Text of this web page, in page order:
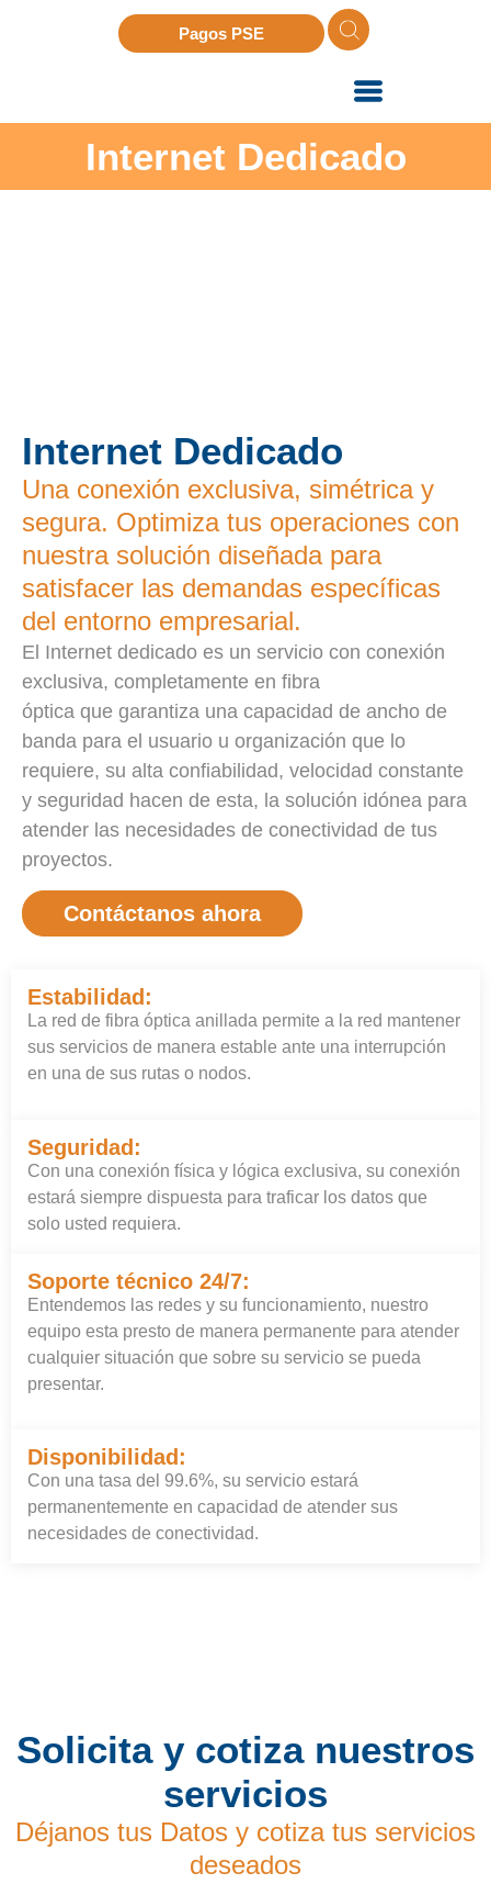
Pagos PSE
Internet Dedicado
Internet Dedicado
Una conexión exclusiva, simétrica y
segura. Optimiza tus operaciones con
nuestra solución diseñada para
satisfacer las demandas específicas
del entorno empresarial.
El Internet dedicado es un servicio con conexión
exclusiva, completamente en fibra
óptica que garantiza una capacidad de ancho de
banda para el usuario u organización que lo
requiere, su alta confiabilidad, velocidad constante
y seguridad hacen de esta, la solución idónea para
atender las necesidades de conectividad de tus
proyectos.
Contáctanos ahora
Estabilidad:
La red de fibra óptica anillada permite a la red mantener
sus servicios de manera estable ante una interrupción
en una de sus rutas o nodos.
Seguridad:
Con una conexión física y lógica exclusiva, su conexión
estará siempre dispuesta para traficar los datos que
solo usted requiera.
Soporte técnico 24/7:
Entendemos las redes y su funcionamiento, nuestro
equipo esta presto de manera permanente para atender
cualquier situación que sobre su servicio se pueda
presentar.
Disponibilidad:
Con una tasa del 99.6%, su servicio estará
permanentemente en capacidad de atender sus
necesidades de conectividad.
Solicita y cotiza nuestros
servicios
Déjanos tus Datos y cotiza tus servicios
deseados